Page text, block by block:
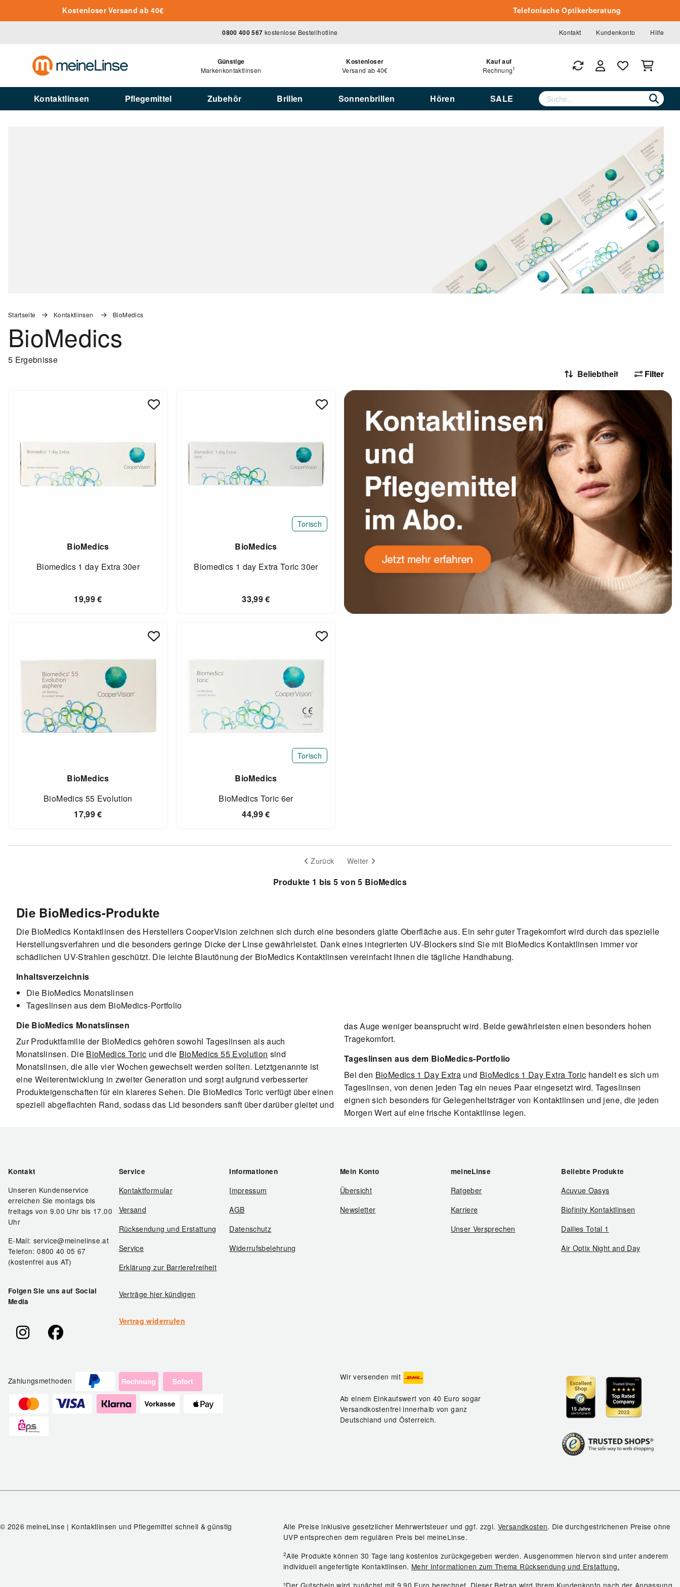
Zum Hauptinhalt springenKostenloser Versand ab 40€ Telefonische Optikerberatung
0800 400 567 kostenlose Bestellhotline Kontakt Kundenkonto Hilfe
Günstige
Markenkontaktlinsen
Kostenloser
Versand ab 40€
Kauf auf
Rechnung1
Kontaktlinsen Pflegemittel Zubehör Brillen Sonnenbrillen Hören SALE
Startseite Kontaktlinsen BioMedics
BioMedics
5 Ergebnisse
Filter
BioMedics
Biomedics 1 day Extra 30er
19,99€
Torisch
BioMedics
Biomedics 1 day Extra Toric 30er
33,99€
BioMedics
BioMedics 55 Evolution
17,99€
Torisch
BioMedics
BioMedics Toric 6er
44,99€
Zurück Weiter
Produkte 1 bis 5 von 5 BioMedics
Die BioMedics-Produkte
Die BioMedics Kontaktlinsen des Herstellers CooperVision zeichnen sich durch eine besonders glatte Oberfläche aus. Ein sehr guter Tragekomfort wird durch das spezielle
Herstellungsverfahren und die besonders geringe Dicke der Linse gewährleistet. Dank eines integrierten UV-Blockers sind Sie mit BioMedics Kontaktlinsen immer vor
schädlichen UV-Strahlen geschützt. Die leichte Blautönung der BioMedics Kontaktlinsen vereinfacht Ihnen die tägliche Handhabung.
Inhaltsverzeichnis
Die BioMedics Monatslinsen
Tageslinsen aus dem BioMedics-Portfolio
Die BioMedics Monatslinsen
Zur Produktfamilie der BioMedics gehören sowohl Tageslinsen als auch
Monatslinsen. Die BioMedics Toric und die BioMedics 55 Evolution sind
Monatslinsen, die alle vier Wochen gewechselt werden sollten. Letztgenannte ist
eine Weiterentwicklung in zweiter Generation und sorgt aufgrund verbesserter
Produkteigenschaften für ein klareres Sehen. Die BioMedics Toric verfügt über einen
speziell abgeflachten Rand, sodass das Lid besonders sanft über darüber gleitet und
das Auge weniger beansprucht wird. Beide gewährleisten einen besonders hohen
Tragekomfort.
Tageslinsen aus dem BioMedics-Portfolio
Bei den BioMedics 1 Day Extra und BioMedics 1 Day Extra Toric handelt es sich um
Tageslinsen, von denen jeden Tag ein neues Paar eingesetzt wird. Tageslinsen
eignen sich besonders für Gelegenheitsträger von Kontaktlinsen und jene, die jeden
Morgen Wert auf eine frische Kontaktlinse legen.
Kontakt
Unseren Kundenservice
erreichen Sie montags bis
freitags von 9.00 Uhr bis 17.00
Uhr
E-Mail: service@meinelinse.at
Telefon: 0800 40 05 67
(kostenfrei aus AT)
Folgen Sie uns auf Social
Media
Service
Kontaktformular
Versand
Rücksendung und Erstattung
Service
Erklärung zur Barrierefreiheit
Verträge hier kündigen
Vertrag widerrufen
Informationen
Impressum
AGB
Datenschutz
Widerrufsbelehrung
Mein Konto
Übersicht
Newsletter
meineLinse
Ratgeber
Karriere
Unser Versprechen
Beliebte Produkte
Acuvue Oasys
Biofinity Kontaktlinsen
Dailies Total 1
Air Optix Night and Day
Zahlungsmethoden Wir versenden mit
Ab einem Einkaufswert von 40 Euro sogar
Versandkostenfrei innerhalb von ganz
Deutschland und Österreich.
© 2026 meineLinse | Kontaktlinsen und Pflegemittel schnell & günstig Alle Preise inklusive gesetzlicher Mehrwertsteuer und ggf. zzgl. Versandkosten. Die durchgestrichenen Preise ohne
UVP entsprechen dem regulären Preis bei meineLinse.
2Alle Produkte können 30 Tage lang kostenlos zurückgegeben werden. Ausgenommen hiervon sind unter anderem
individuell angefertigte Kontaktlinsen. Mehr Informationen zum Thema Rücksendung und Erstattung.
³Der Gutschein wird zunächst mit 9,90 Euro berechnet. Dieser Betrag wird Ihrem Kundenkonto nach der Anpassung